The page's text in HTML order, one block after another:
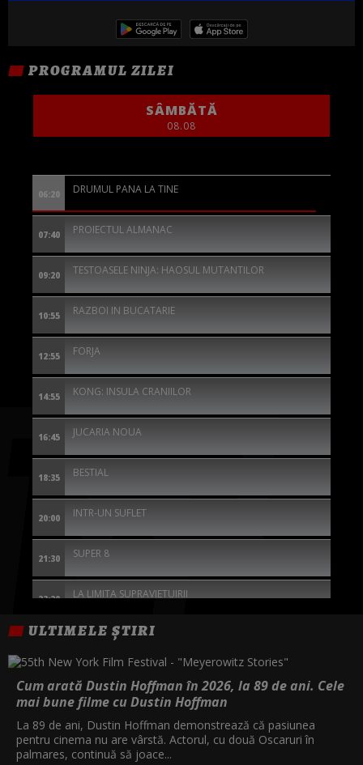
PROGRAMUL ZILEI
SÂMBĂTĂ
08.08
06:20 DRUMUL PANA LA TINE
07:40 PROIECTUL ALMANAC
09:20 TESTOASELE NINJA: HAOSUL MUTANTILOR
10:55 RAZBOI IN BUCATARIE
12:55 FORJA
14:55 KONG: INSULA CRANIILOR
16:45 JUCARIA NOUA
18:35 BESTIAL
20:00 INTR-UN SUFLET
21:30 SUPER 8
23:20 LA LIMITA SUPRAVIETUIRII
SINGURATICUL
04:20
ULTIMELE ȘTIRI
Cum arată Dustin Hoffman în 2026, la 89 de ani. Cele
mai bune filme cu Dustin Hoffman
La 89 de ani, Dustin Hoffman demonstrează că pasiunea
pentru cinema nu are vârstă. Actorul, cu două Oscaruri în
palmares, continuă să joace...